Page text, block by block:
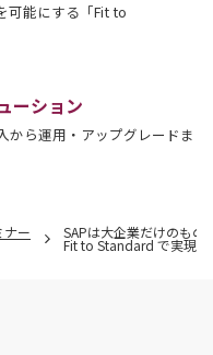
可能にする「Fit to
ーション
から運用・アップグレードま
ナー SAPは大企業だけのもの
Fit to Standard で実現す